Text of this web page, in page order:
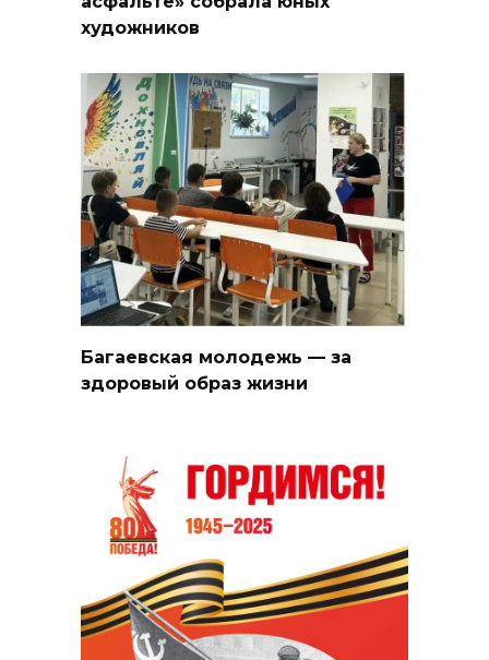
художников
Багаевская молодежь — за
здоровый образ жизни